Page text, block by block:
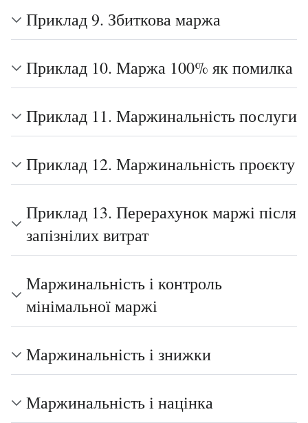
Приклад 9. Збиткова маржа
Приклад 10. Маржа 100% як помилка
Приклад 11. Маржинальність послуги
Приклад 12. Маржинальність проєкту
Приклад 13. Перерахунок маржі після
запізнілих витрат
Маржинальність і контроль
мінімальної маржі
Маржинальність і знижки
Маржинальність і націнка